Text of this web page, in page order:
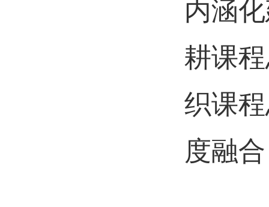
内涵
耕课
织课
度融